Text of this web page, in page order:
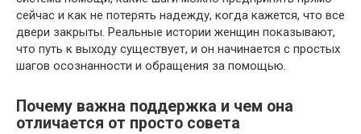
сейчас и как не потерять надежду, когда кажется, что все
двери закрыты. Реальные истории женщин показывают,
что путь к выходу существует, и он начинается с простых
шагов осознанности и обращения за помощью.
Почему важна поддержка и чем она
отличается от просто совета